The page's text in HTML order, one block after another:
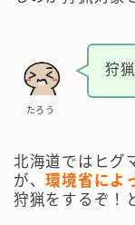
たろう
狩
北海道ではヒグ
が、環境省によ
狩猟をするぞ！